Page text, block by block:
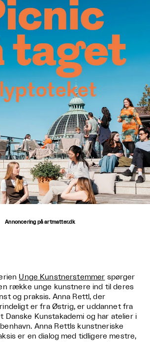
Annoncering på artmatter.dk
Unge Kunstnerstemmer spørger
række unge kunstnere ind til deres
og praksis. Anna Rettl, der
er fra Østrig, er uddannet fra
Danske Kunstakademi og har atelier i
Anna Rettls kunstneriske
er en dialog med tidligere mestre,